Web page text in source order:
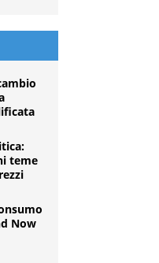
teme
Now